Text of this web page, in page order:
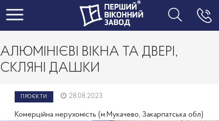
Toggle navigation
АЛЮМІНІЄВІ ВІКНА ТА ДВЕРІ,
СКЛЯНІ ДАШКИ
ПРОЄКТИ 28.08.2023
Комерційна нерухомість (м.Мукачево, Закарпатська обл)